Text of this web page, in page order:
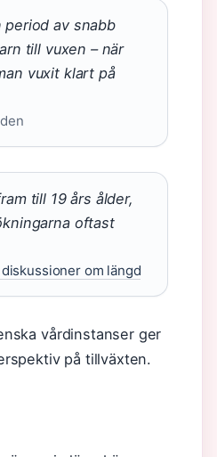
av snabb
till vuxen – när
vuxit klart på
till 19 års ålder,
oftast
om längd
vårdinstanser ger
på tillväxten.